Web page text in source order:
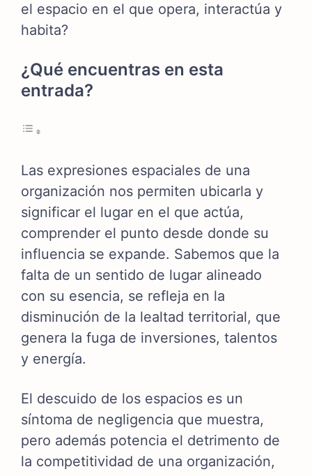
el espacio en el que opera, interactúa y
habita?
¿Qué encuentras en esta
entrada?
Las expresiones espaciales de una
organización nos permiten ubicarla y
significar el lugar en el que actúa,
comprender el punto desde donde su
influencia se expande. Sabemos que la
falta de un sentido de lugar alineado
con su esencia, se refleja en la
disminución de la lealtad territorial, que
genera la fuga de inversiones, talentos
y energía.
El descuido de los espacios es un
síntoma de negligencia que muestra,
pero además potencia el detrimento de
la competitividad de una organización,